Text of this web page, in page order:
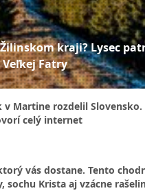
kraji? Lysec
Fatry
v Martine rozdelil Slovensko.
celý internet
vás dostane. Tento
sochu Krista aj vzácne